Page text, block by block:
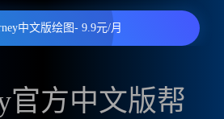
中文版绘图- 9.9元/月
官方中文版帮